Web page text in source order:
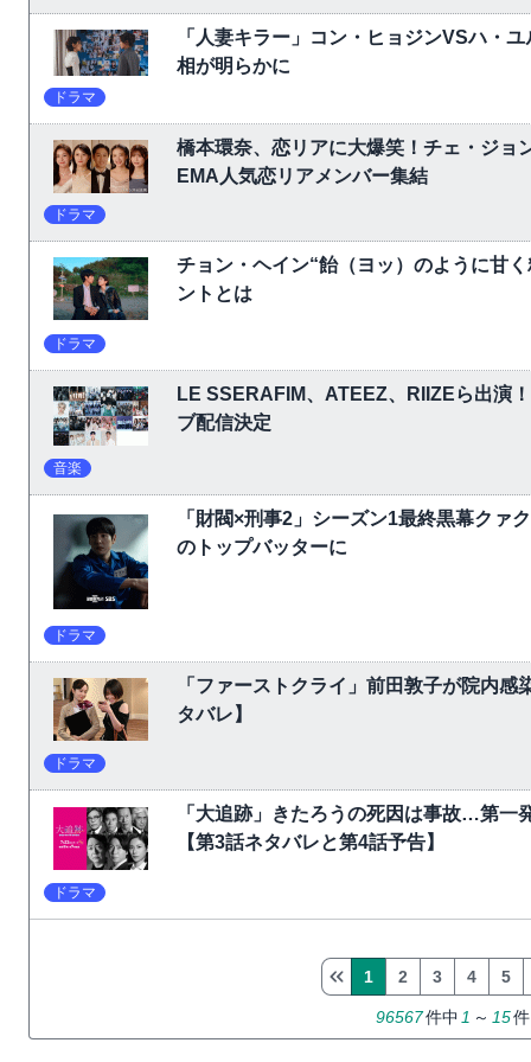
「人妻キラー」コン・ヒョジンVSハ・
相が明らかに
ドラマ
橋本環奈、恋リアに大爆笑！チェ・ジョ
EMA人気恋リアメンバー集結
ドラマ
チョン・ヘイン“飴（ヨッ）のように甘
ントとは
ドラマ
LE SSERAFIM、ATEEZ、RIIZEら出演
ブ配信決定
音楽
「財閥×刑事2」シーズン1最終黒幕ク
のトップバッターに
ドラマ
「ファーストクライ」前田敦子が院内
タバレ】
ドラマ
「大追跡」きたろうの死因は事故…第一
【第3話ネタバレと第4話予告】
ドラマ
96567件中 1 ～ 15
1 2 3 4 5